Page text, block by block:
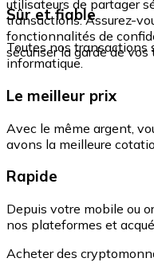
utilisateurs de partager
transactions. Assurez-
fonctionnalités de
sécuriser la garde de vos
Sûr et fiable
Toutes nos transactions
informatique.
Le meilleur prix
Avec le même argent,
avons la meilleure
Rapide
Depuis votre mobile ou
nos plateformes et
Acheter des